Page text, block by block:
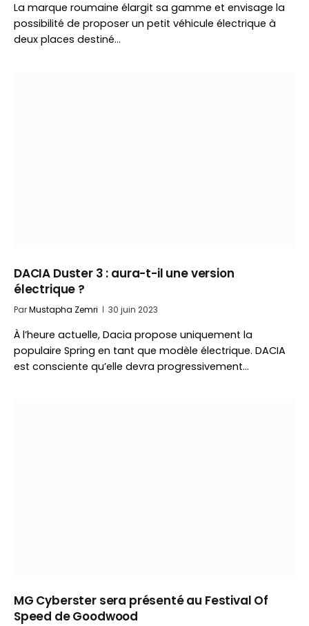
La marque roumaine élargit sa gamme et envisage la
possibilité de proposer un petit véhicule électrique à
deux places destiné…
DACIA Duster 3 : aura-t-il une version
électrique ?
ParMustapha Zemri 30 juin 2023
À l’heure actuelle, Dacia propose uniquement la
populaire Spring en tant que modèle électrique. DACIA
est consciente qu’elle devra progressivement…
MG Cyberster sera présenté au Festival Of
Speed de Goodwood